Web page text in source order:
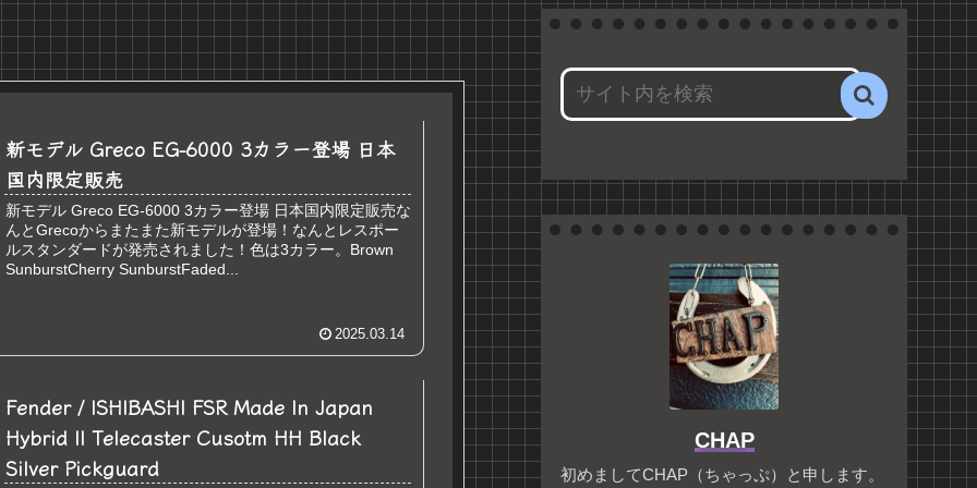
新モデル Greco EG-6000 3カラー登場 日本
国内限定販売
新モデル Greco EG-6000 3カラー登場 日本国内限定販売な
んとGrecoからまたまた新モデルが登場！なんとレスポー
ルスタンダードが発売されました！色は3カラー。Brown
SunburstCherry SunburstFaded...
2025.03.14
Fender / ISHIBASHI FSR Made In Japan
Hybrid II Telecaster Cusotm HH Black
Silver Pickguard
CHAP
初めましてCHAP（ちゃっぷ）と申します。